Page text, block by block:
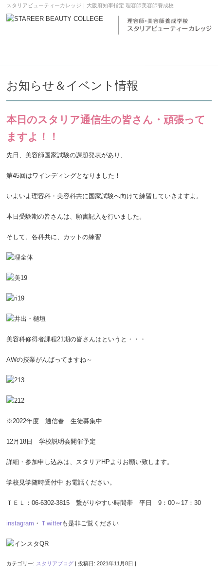
スタリアビューティーカレッジ｜大阪府知事指定 理容師美容師養成校
お知らせ＆イベント情報
本日のスタリア通信生の皆さん・頑張って
ますよ！！
先日、美容師国家試験の課題発表があり、
第45回はワインディングとなりました！
いよいよ理容科・美容科共に国家試験へ向けて練習していきますよ。
本日受験期の皆さんは、願書記入を行いました。
そして、各科共に、カットの練習
美容科修得者課程21期の皆さんはというと・・・
AWの授業がんばってますね～
※2022年度 通信春 生徒募集中
12月18日 学校説明会開催予定
詳細・参加申し込みは、スタリアHPよりお願い致します。
学校見学随時受付中 お電話ください。
ＴＥＬ：06-6302-3815 繋がりやすい時間帯 平日 9：00～17：30
instagram ・ Ｔwitterも是非ご覧ください
カテゴリー: スタリアブログ | 投稿日:2021年11月8日 |